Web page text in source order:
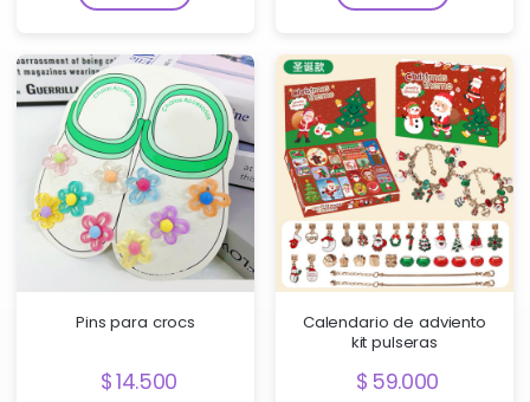
Pins para crocs
Precio:
14.500
Calendario de adviento
kit pulseras
Precio:
59.000